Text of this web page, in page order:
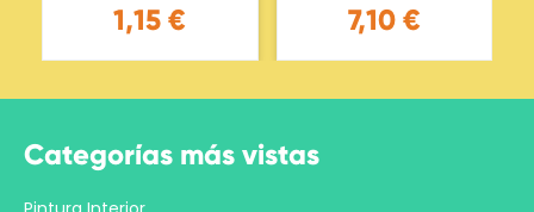
1,15 € 7,10 €
Categorías más vistas